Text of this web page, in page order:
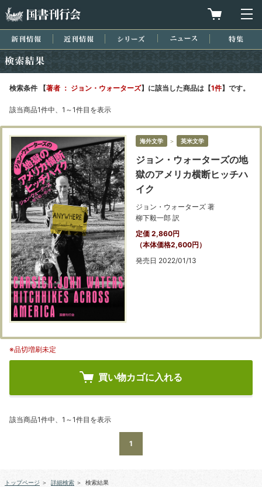
買物カゴを
新刊情報 近刊情報 シリーズ ニュース
検索条件 【著者 ： ジョン・ウォーターズ】に該当した商品は【1件】です。
該当商品1件中、1～1件目を表示
海外文学 ＞ 英米文学
ジョン・ウォーターズの地
獄のアメリカ横断ヒッチハ
イク
ジョン・ウォーターズ 著
柳下毅一郎 訳
定価 2,860円
（本体価格2,600円）
発売日 2022/01/13
※品切増刷未定
買い物カゴに入れる
該当商品1件中、1～1件目を表示
1
トップページ ＞ 詳細検索 ＞ 検索結果